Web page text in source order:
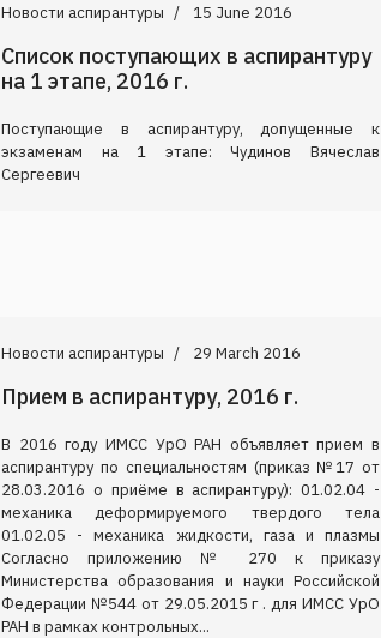
Новости аспирантуры 15 June 2016
Список поступающих в аспирантуру
на 1 этапе, 2016 г.
Поступающие в аспирантуру, допущенные к
экзаменам на 1 этапе: Чудинов Вячеслав
Сергеевич
Новости аспирантуры 29 March 2016
Прием в аспирантуру, 2016 г.
В 2016 году ИМСС УрО РАН объявляет прием в
аспирантуру по специальностям (приказ №17 от
28.03.2016 о приёме в аспирантуру): 01.02.04 -
механика деформируемого твердого тела
01.02.05 - механика жидкости, газа и плазмы
Согласно приложению № 270 к приказу
Министерства образования и науки Российской
Федерации №544 от 29.05.2015 г . для ИМСС УрО
РАН в рамках контрольных...